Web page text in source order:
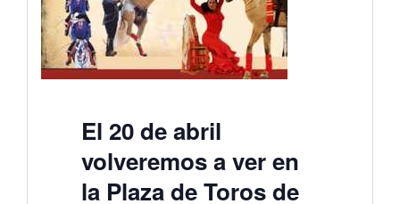
El 20 de abril
volveremos a ver en
la Plaza de Toros de